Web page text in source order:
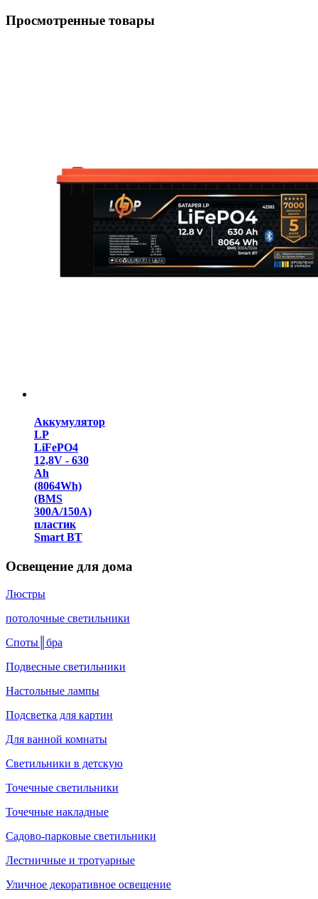
Просмотренные товары
Аккумулятор
LP
LiFePO4
12,8V - 630
Ah
(8064Wh)
(BMS
300A/150А)
пластик
Smart BT
Освещение для дома
Люстры
потолочные светильники
Споты║бра
Подвесные светильники
Настольные лампы
Подсветка для картин
Для ванной комнаты
Светильники в детскую
Точечные светильники
Точечные накладные
Садово-парковые светильники
Лестничные и тротуарные
Уличное декоративное освещение